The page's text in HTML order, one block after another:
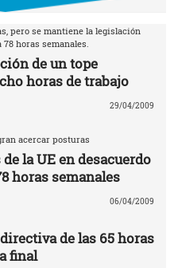
pero se mantiene la legislación
horas semanales.
de un tope
horas de trabajo
29/04/2009
acercar posturas
la UE en desacuerdo
horas semanales
06/04/2009
de las 65 horas
final